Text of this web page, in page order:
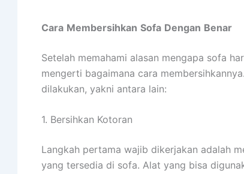
Cara Membersihkan Sofa Dengan Benar
Setelah memahami alasan mengapa sofa
mengerti bagaimana cara
dilakukan, yakni antara lain:
1. Bersihkan Kotoran
Langkah pertama wajib dikerjakan adalah
yang tersedia di sofa. Alat yang bisa